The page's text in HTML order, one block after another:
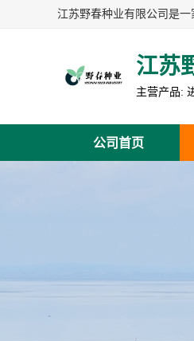
江苏
公司首页